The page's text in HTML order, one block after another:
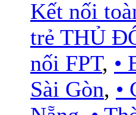
Kết nối
trẻ THỦ
nối FPT, •
Sài Gòn, •